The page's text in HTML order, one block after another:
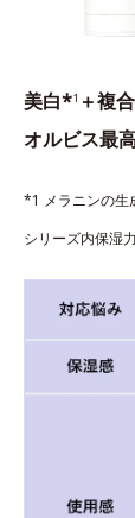
美白*1 ＋複
オルビス最
*1 メラニンの
シリーズ内保湿力